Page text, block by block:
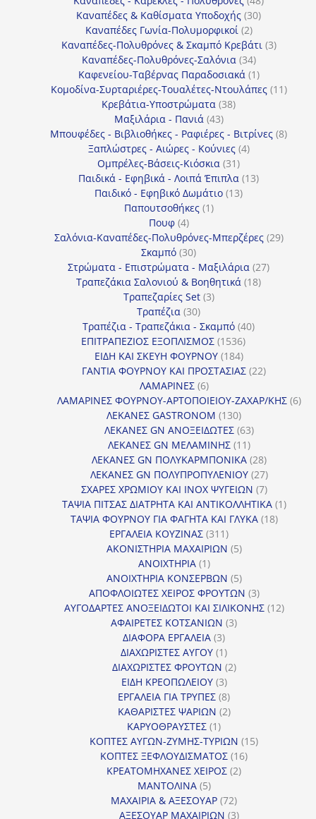
προϊόντα
Καναπέδες & Καθίσματα Υποδοχής 3030
Καναπέδες Γωνία-Πολυμορφικοί 22
προϊόντα
Καναπέδες-Πολυθρόνες & Σκαμπό Κρεβάτι 33
Καναπέδες-Πολυθρόνες-Σαλόνια 3434
προϊόντα
Καφενείου-Ταβέρνας Παραδοσιακά 11
προϊόν
Κομοδίνα-Συρταριέρες-Τουαλέτες-Ντουλάπες 1111
Κρεβάτια-Υποστρώματα 3838
Μαξιλάρια - Πανιά 4343
προϊόντα
Μπουφέδες - Βιβλιοθήκες - Ραφιέρες - Βιτρίνες 88
Ξαπλώστρες - Αιώρες - Κούνιες 44
Ομπρέλες-Βάσεις-Κιόσκια 3131
προϊόντα
Παιδικά - Εφηβικά - Λοιπά Έπιπλα 1313
Παιδικό - Εφηβικό Δωμάτιο 1313
Παπουτσοθήκες 11
Πουφ 44
προϊόντα
Σαλόνια-Καναπέδες-Πολυθρόνες-Μπερζέρες 2929
Σκαμπό 3030
προϊόντα
Στρώματα - Επιστρώματα - Μαξιλάρια 2727
Τραπεζάκια Σαλονιού & Βοηθητικά 1818
Τραπεζαρίες Set 33
Τραπέζια 3030
προϊόντα
Τραπέζια - Τραπεζάκια - Σκαμπό 4040
ΕΠΙΤΡΑΠΕΖΙΟΣ ΕΞΟΠΛΙΣΜΟΣ 15361536
προϊόντα
ΕΙΔΗ ΚΑΙ ΣΚΕΥΗ ΦΟΥΡΝΟΥ 184184
προϊόντα
ΓΑΝΤΙΑ ΦΟΥΡΝΟΥ ΚΑΙ ΠΡΟΣΤΑΣΙΑΣ 2222
ΛΑΜΑΡΙΝΕΣ 66
προϊόντα
ΛΑΜΑΡΙΝΕΣ ΦΟΥΡΝΟΥ-ΑΡΤΟΠΟΙΕΙΟΥ-ΖΑΧΑΡ/ΚΗΣ 66
ΛΕΚΑΝΕΣ GASTRONOM 130130
προϊόντα
ΛΕΚΑΝΕΣ GN ΑΝΟΞΕΙΔΩΤΕΣ 6363
ΛΕΚΑΝΕΣ GN ΜΕΛΑΜΙΝΗΣ 1111
προϊόντα
ΛΕΚΑΝΕΣ GN ΠΟΛΥΚΑΡΜΠΟΝΙΚΑ 2828
προϊόντα
ΛΕΚΑΝΕΣ GN ΠΟΛΥΠΡΟΠΥΛΕΝΙΟΥ 2727
προϊόντα
ΣΧΑΡΕΣ ΧΡΩΜΙΟΥ ΚΑΙ INOX ΨΥΓΕΙΩΝ 77
προϊόντα
ΤΑΨΙΑ ΠΙΤΣΑΣ ΔΙΑΤΡΗΤΑ ΚΑΙ ΑΝΤΙΚΟΛΛΗΤΙΚΑ 11
ΤΑΨΙΑ ΦΟΥΡΝΟΥ ΓΙΑ ΦΑΓΗΤΑ ΚΑΙ ΓΛΥΚΑ 1818
ΕΡΓΑΛΕΙΑ ΚΟΥΖΙΝΑΣ 311311
προϊόντα
ΑΚΟΝΙΣΤΗΡΙΑ ΜΑΧΑΙΡΙΩΝ 55
ΑΝΟΙΧΤΗΡΙΑ 11
προϊόν
ΑΝΟΙΧΤΗΡΙΑ ΚΟΝΣΕΡΒΩΝ 55
προϊόντα
ΑΠΟΦΛΟΙΩΤΕΣ ΧΕΙΡΟΣ ΦΡΟΥΤΩΝ 33
προϊόντα
ΑΥΓΟΔΑΡΤΕΣ ΑΝΟΞΕΙΔΩΤΟΙ ΚΑΙ ΣΙΛΙΚΟΝΗΣ 1212
ΑΦΑΙΡΕΤΕΣ ΚΟΤΣΑΝΙΩΝ 33
ΔΙΑΦΟΡΑ ΕΡΓΑΛΕΙΑ 33
προϊόντα
ΔΙΑΧΩΡΙΣΤΕΣ ΑΥΓΟΥ 11
προϊόν
ΔΙΑΧΩΡΙΣΤΕΣ ΦΡΟΥΤΩΝ 22
ΕΙΔΗ ΚΡΕΟΠΩΛΕΙΟΥ 33
προϊόντα
ΕΡΓΑΛΕΙΑ ΓΙΑ ΤΡΥΠΕΣ 88
προϊόντα
ΚΑΘΑΡΙΣΤΕΣ ΨΑΡΙΩΝ 22
ΚΑΡΥΟΘΡΑΥΣΤΕΣ 11
προϊόν
ΚΟΠΤΕΣ ΑΥΓΩΝ-ΖΥΜΗΣ-ΤΥΡΙΩΝ 1515
ΚΟΠΤΕΣ ΞΕΦΛΟΥΔΙΣΜΑΤΟΣ 1616
ΚΡΕΑΤΟΜΗΧΑΝΕΣ ΧΕΙΡΟΣ 22
ΜΑΝΤΟΛΙΝΑ 55
προϊόντα
ΜΑΧΑΙΡΙΑ & ΑΞΕΣΟΥΑΡ 7272
προϊόντα
ΑΞΕΣΟΥΑΡ ΜΑΧΑΙΡΙΩΝ 33